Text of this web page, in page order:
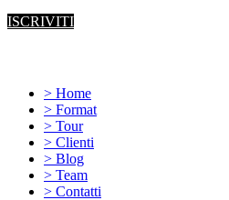
ISCRIVITI
> Home
> Format
> Tour
> Clienti
> Blog
> Team
> Contatti